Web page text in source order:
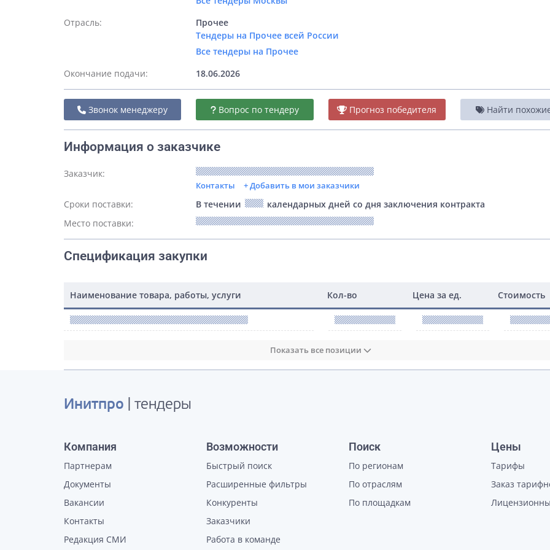
Отрасль:
Прочее
Тендеры на Прочее всей России
Все тендеры на Прочее
Окончание подачи:
18.06.2026
Звонок менеджеру Вопрос по тендеру Прогноз победителя Найти
Информация о заказчике
Заказчик:
Контакты + Добавить в мои заказчики
Сроки поставки: В течении
календарных дней со дня заключения контракта
Место поставки:
Спецификация закупки
Наименование товара, работы, услуги Кол-во Цена за ед. Стоимость
Показать все позиции
Инитпро | тендеры
Компания
Партнерам
Документы
Вакансии
Контакты
Редакция СМИ
Возможности
Быстрый поиск
Расширенные фильтры
Конкуренты
Заказчики
Работа в команде
Поиск
По регионам
По отраслям
По площадкам
Цены
Тарифы
Заказ